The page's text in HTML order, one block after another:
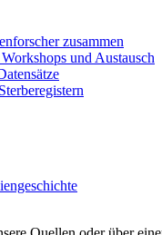
zusammen
und Austausch